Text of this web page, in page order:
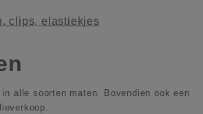
clips, elastiekjes
alle soorten maten. Bovendien ook een